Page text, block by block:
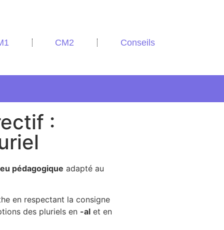
CM2 Conseils
:
pédagogique adapté au
en respectant la consigne
des pluriels en -al et en